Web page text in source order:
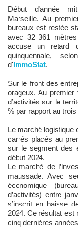
Début d’année mitigé pour le marché tertiaire d’Aix-
Marseille. Au
bureaux est restée
avec 32 361
accuse un retard
quinquennale,
d'ImmoStat.
Sur le front des
orageux. Au premier
d’activités sur le
% par rapport au
Le marché logistique
carrés placés au
sur le segment des
début 2024.
Le marché de
maussade. Avec
économique
d’activités) entre
s’inscrit en baisse
2024. Ce résultat est
cinq dernières